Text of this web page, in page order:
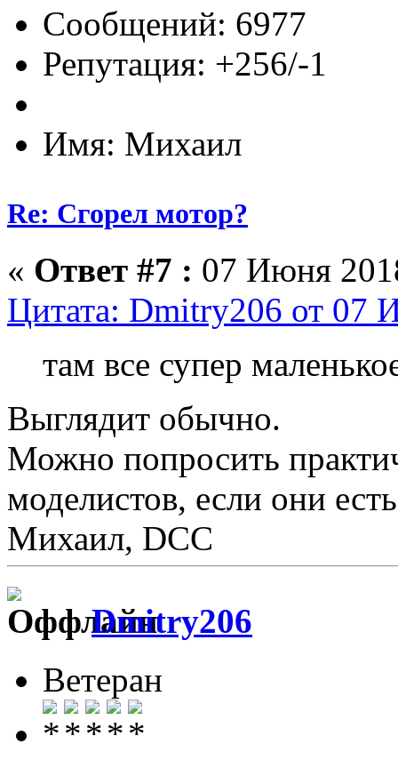
Сообщений: 6977
Репутация: +256/-1
Имя: Михаил
Re: Сгорел мотор?
« Ответ #7 : 07 Июня
Цитата: Dmitry206 от 07
там все супер
Выглядит обычно.
Можно попросить
моделистов, если они
Михаил, DCC
Dmitry206
Ветеран